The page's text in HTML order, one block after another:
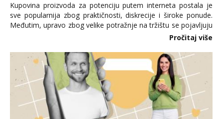
Kupovina proizvoda za potenciju putem interneta postala je
sve popularnija zbog praktičnosti, diskrecije i široke ponude.
Međutim, upravo zbog velike potražnje na tržištu se pojavljuju
i brojni krivotvoreni proizvodi, nepouzdane internetske
Pročitaj više